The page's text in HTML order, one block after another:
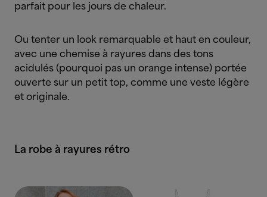
parfait pour les jours de chaleur.
Ou tenter un look remarquable et haut en couleur,
avec une chemise à rayures dans des tons
acidulés (pourquoi pas un orange intense) portée
ouverte sur un petit top, comme une veste légère
et originale.
La robe à rayures rétro